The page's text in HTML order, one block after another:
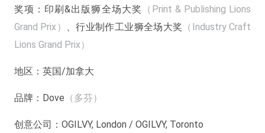
奖项： 印刷&出版狮全场大奖 （Print & Publishing Lions
Grand Prix）
、行业制作工业狮全场大奖 （Industry Craft
Lions Grand Prix）
地区： 英国/加拿大
品牌： Dove （多芬）
创意公司： OGILVY, London / OGILVY, Toronto